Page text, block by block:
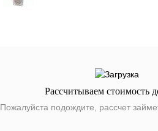
Рассчитываем стоимость
Пожалуйста подождите, рассчет